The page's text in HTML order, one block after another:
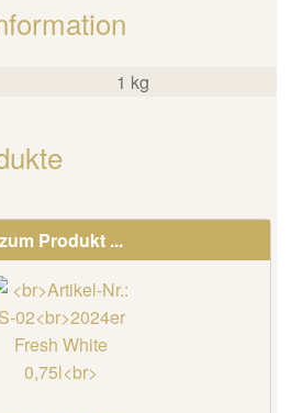
1 kg
zum Produkt ...